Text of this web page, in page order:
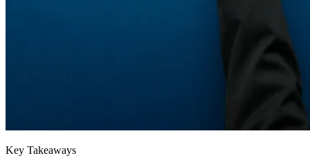
Key Takeaways